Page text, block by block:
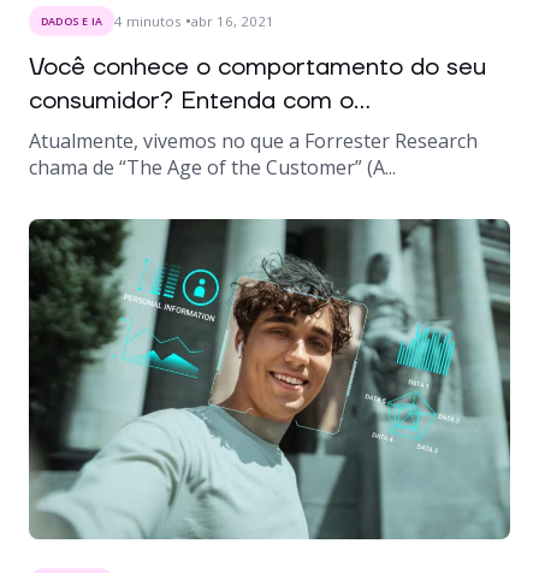
DADOS E IA 4 minutos abr 16, 2021
Você conhece o comportamento do seu
consumidor? Entenda com o...
Atualmente, vivemos no que a Forrester Research
chama de “The Age of the Customer” (A...